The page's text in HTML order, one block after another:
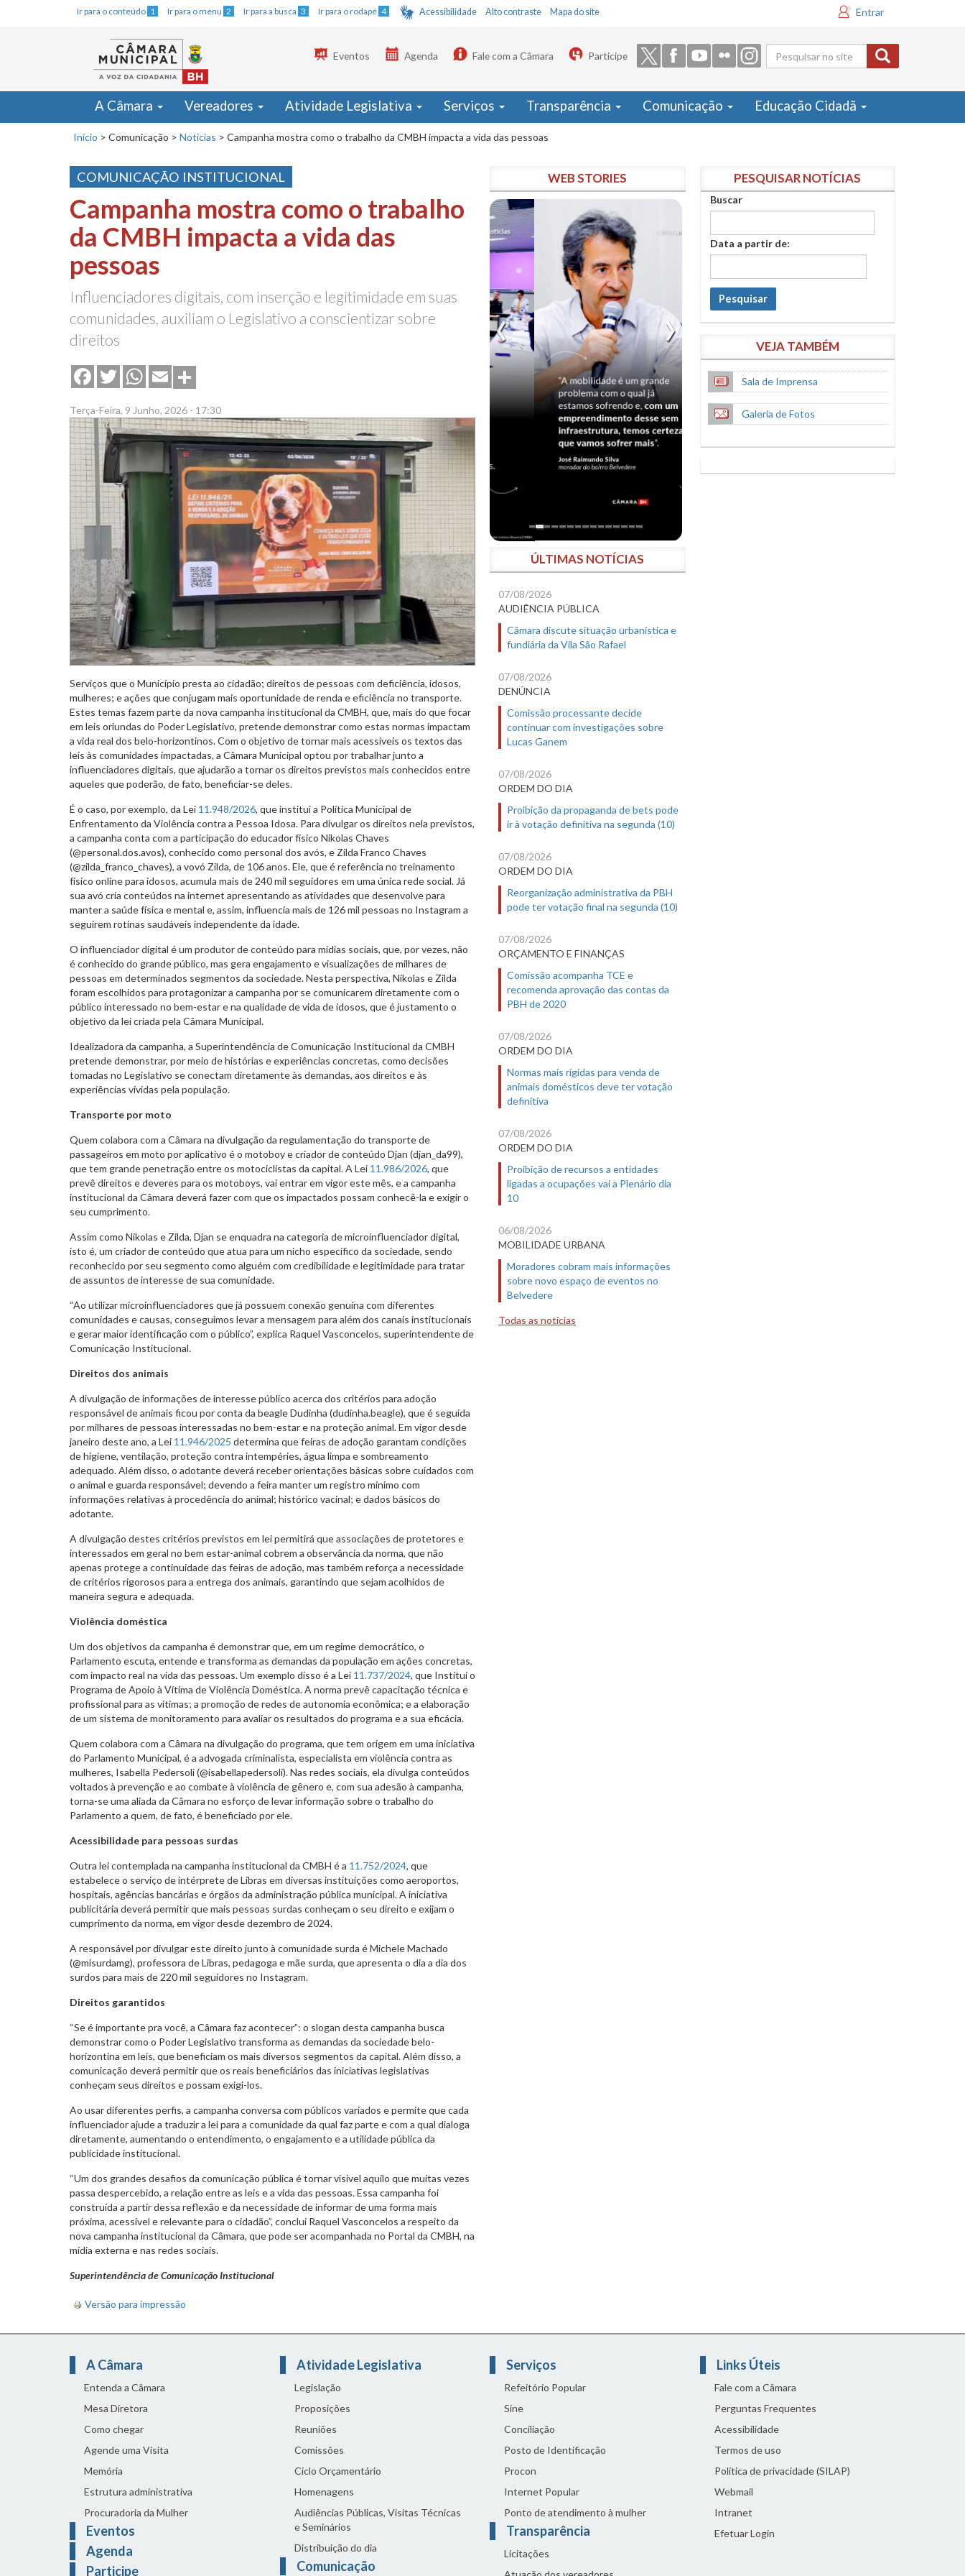
Ir para o conteúdo 1 Ir para o menu 2 Ir para a busca 3 Ir para o rodapé 4 Acessibilidade Alto contraste Mapa do site Entrar
Formulário
de busca
Eventos Agenda Fale com a Câmara Participe
A Câmara Vereadores Atividade Legislativa Serviços Transparência Comunicação Educação Cidadã
Início > Comunicação > Notícias > Campanha mostra como o trabalho da CMBH impacta a vida das pessoas
COMUNICAÇÃO INSTITUCIONAL
Campanha mostra como o trabalho
da CMBH impacta a vida das
pessoas
Influenciadores digitais, com inserção e legitimidade em suas
comunidades, auxiliam o Legislativo a conscientizar sobre
direitos
FacebookTwitterWhatsApp
Email
Terça-Feira, 9 Junho, 2026 - 17:30
Serviços que o Município presta ao cidadão; direitos de pessoas com deficiência, idosos,
mulheres; e ações que conjugam mais oportunidade de renda e eficiência no transporte.
Estes temas fazem parte da nova campanha institucional da CMBH, que, mais do que focar
em leis oriundas do Poder Legislativo, pretende demonstrar como estas normas impactam
a vida real dos belo-horizontinos. Com o objetivo de tornar mais acessíveis os textos das
leis às comunidades impactadas, a Câmara Municipal optou por trabalhar junto a
influenciadores digitais, que ajudarão a tornar os direitos previstos mais conhecidos entre
aqueles que poderão, de fato, beneficiar-se deles.
É o caso, por exemplo, da Lei 11.948/2026, que institui a Política Municipal de
Enfrentamento da Violência contra a Pessoa Idosa. Para divulgar os direitos nela previstos,
a campanha conta com a participação do educador físico Nikolas Chaves
(@personal.dos.avos), conhecido como personal dos avós, e Zilda Franco Chaves
(@zilda_franco_chaves), a vovó Zilda, de 106 anos. Ele, que é referência no treinamento
físico online para idosos, acumula mais de 240 mil seguidores em uma única rede social. Já
sua avó cria conteúdos na internet apresentando as atividades que desenvolve para
manter a saúde física e mental e, assim, influencia mais de 126 mil pessoas no Instagram a
seguirem rotinas saudáveis independente da idade.
O influenciador digital é um produtor de conteúdo para mídias sociais, que, por vezes, não
é conhecido do grande público, mas gera engajamento e visualizações de milhares de
pessoas em determinados segmentos da sociedade. Nesta perspectiva, Nikolas e Zilda
foram escolhidos para protagonizar a campanha por se comunicarem diretamente com o
público interessado no bem-estar e na qualidade de vida de idosos, que é justamento o
objetivo da lei criada pela Câmara Municipal.
Idealizadora da campanha, a Superintendência de Comunicação Institucional da CMBH
pretende demonstrar, por meio de histórias e experiências concretas, como decisões
tomadas no Legislativo se conectam diretamente às demandas, aos direitos e às
experiências vividas pela população.
Transporte por moto
Quem colabora com a Câmara na divulgação da regulamentação do transporte de
passageiros em moto por aplicativo é o motoboy e criador de conteúdo Djan (djan_da99),
que tem grande penetração entre os motociclistas da capital. A Lei 11.986/2026, que
prevê direitos e deveres para os motoboys, vai entrar em vigor este mês, e a campanha
institucional da Câmara deverá fazer com que os impactados possam conhecê-la e exigir o
seu cumprimento.
Assim como Nikolas e Zilda, Djan se enquadra na categoria de microinfluenciador digital,
isto é, um criador de conteúdo que atua para um nicho específico da sociedade, sendo
reconhecido por seu segmento como alguém com credibilidade e legitimidade para tratar
de assuntos de interesse de sua comunidade.
“Ao utilizar microinfluenciadores que já possuem conexão genuína com diferentes
comunidades e causas, conseguimos levar a mensagem para além dos canais institucionais
e gerar maior identificação com o público”, explica Raquel Vasconcelos, superintendente de
Comunicação Institucional.
Direitos dos animais
A divulgação de informações de interesse público acerca dos critérios para adoção
responsável de animais ficou por conta da beagle Dudinha (dudinha.beagle), que é seguida
por milhares de pessoas interessadas no bem-estar e na proteção animal. Em vigor desde
janeiro deste ano, a Lei 11.946/2025 determina que feiras de adoção garantam condições
de higiene, ventilação, proteção contra intempéries, água limpa e sombreamento
adequado. Além disso, o adotante deverá receber orientações básicas sobre cuidados com
o animal e guarda responsável; devendo a feira manter um registro mínimo com
informações relativas à procedência do animal; histórico vacinal; e dados básicos do
adotante.
A divulgação destes critérios previstos em lei permitirá que associações de protetores e
interessados em geral no bem estar-animal cobrem a observância da norma, que não
apenas protege a continuidade das feiras de adoção, mas também reforça a necessidade
de critérios rigorosos para a entrega dos animais, garantindo que sejam acolhidos de
maneira segura e adequada.
Violência doméstica
Um dos objetivos da campanha é demonstrar que, em um regime democrático, o
Parlamento escuta, entende e transforma as demandas da população em ações concretas,
com impacto real na vida das pessoas. Um exemplo disso é a Lei 11.737/2024, que Institui o
Programa de Apoio à Vítima de Violência Doméstica. A norma prevê capacitação técnica e
profissional para as vítimas; a promoção de redes de autonomia econômica; e a elaboração
de um sistema de monitoramento para avaliar os resultados do programa e a sua eficácia.
Quem colabora com a Câmara na divulgação do programa, que tem origem em uma iniciativa
do Parlamento Municipal, é a advogada criminalista, especialista em violência contra as
mulheres, Isabella Pedersoli (@isabellapedersoli). Nas redes sociais, ela divulga conteúdos
voltados à prevenção e ao combate à violência de gênero e, com sua adesão à campanha,
torna-se uma aliada da Câmara no esforço de levar informação sobre o trabalho do
Parlamento a quem, de fato, é beneficiado por ele.
Acessibilidade para pessoas surdas
Outra lei contemplada na campanha institucional da CMBH é a 11.752/2024, que
estabelece o serviço de intérprete de Libras em diversas instituições como aeroportos,
hospitais, agências bancárias e órgãos da administração pública municipal. A iniciativa
publicitária deverá permitir que mais pessoas surdas conheçam o seu direito e exijam o
cumprimento da norma, em vigor desde dezembro de 2024.
A responsável por divulgar este direito junto à comunidade surda é Michele Machado
(@misurdamg), professora de Libras, pedagoga e mãe surda, que apresenta o dia a dia dos
surdos para mais de 220 mil seguidores no Instagram.
Direitos garantidos
“Se é importante pra você, a Câmara faz acontecer”: o slogan desta campanha busca
demonstrar como o Poder Legislativo transforma as demandas da sociedade belo-
horizontina em leis, que beneficiam os mais diversos segmentos da capital. Além disso, a
comunicação deverá permitir que os reais beneficiários das iniciativas legislativas
conheçam seus direitos e possam exigi-los.
Ao usar diferentes perfis, a campanha conversa com públicos variados e permite que cada
influenciador ajude a traduzir a lei para a comunidade da qual faz parte e com a qual dialoga
diretamente, aumentando o entendimento, o engajamento e a utilidade pública da
publicidade institucional.
“Um dos grandes desafios da comunicação pública é tornar visível aquilo que muitas vezes
passa despercebido, a relação entre as leis e a vida das pessoas. Essa campanha foi
construída a partir dessa reflexão e da necessidade de informar de uma forma mais
próxima, acessível e relevante para o cidadão”, conclui Raquel Vasconcelos a respeito da
nova campanha institucional da Câmara, que pode ser acompanhada no Portal da CMBH, na
mídia externa e nas redes sociais.
Superintendência de Comunicação Institucional
Versão para impressão
WEB STORIES
ÚLTIMAS NOTÍCIAS
07/08/2026
AUDIÊNCIA PÚBLICA
Câmara discute situação urbanística e
fundiária da Vila São Rafael
07/08/2026
DENÚNCIA
Comissão processante decide
continuar com investigações sobre
Lucas Ganem
07/08/2026
ORDEM DO DIA
Proibição da propaganda de bets pode
ir à votação definitiva na segunda (10)
07/08/2026
ORDEM DO DIA
Reorganização administrativa da PBH
pode ter votação final na segunda (10)
07/08/2026
ORÇAMENTO E FINANÇAS
Comissão acompanha TCE e
recomenda aprovação das contas da
PBH de 2020
07/08/2026
ORDEM DO DIA
Normas mais rígidas para venda de
animais domésticos deve ter votação
definitiva
07/08/2026
ORDEM DO DIA
Proibição de recursos a entidades
ligadas a ocupações vai a Plenário dia
10
06/08/2026
MOBILIDADE URBANA
Moradores cobram mais informações
sobre novo espaço de eventos no
Belvedere
Todas as notícias
PESQUISAR NOTÍCIAS
Buscar
Data a partir de:
Pesquisar
VEJA TAMBÉM
Sala de Imprensa
Galeria de Fotos
A Câmara
Entenda a Câmara
Mesa Diretora
Como chegar
Agende uma Visita
Memória
Estrutura administrativa
Procuradoria da Mulher
Eventos
Agenda
Participe
Atividade Legislativa
Legislação
Proposições
Reuniões
Comissões
Ciclo Orçamentário
Homenagens
Audiências Públicas, Visitas Técnicas
e Seminários
Distribuição do dia
Comunicação
Serviços
Refeitório Popular
Sine
Conciliação
Posto de Identificação
Procon
Internet Popular
Ponto de atendimento à mulher
Transparência
Licitações
Links Úteis
Fale com a Câmara
Perguntas Frequentes
Acessibilidade
Termos de uso
Política de privacidade (SILAP)
Webmail
Intranet
Efetuar Login